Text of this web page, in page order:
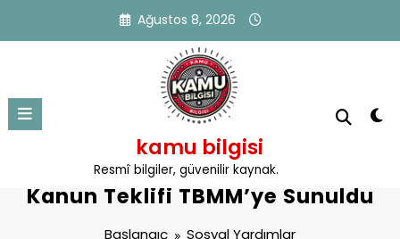
Ağustos 8, 2026
kamu bilgisi
Resmî bilgiler, güvenilir kaynak.
🏠 Emeklilere Kira Desteği İçin
Kanun Teklifi TBMM’ye Sunuldu
Başlangıç
Sosyal Yardımlar